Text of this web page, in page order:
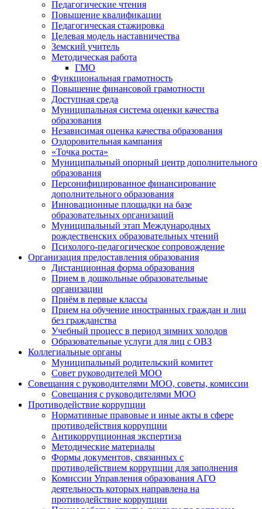
Педагогические чтения
Повышение квалификации
Педагогическая стажировка
Целевая модель наставничества
Земский учитель
Методическая работа
ГМО
Функциональная грамотность
Повышение финансовой грамотности
Доступная среда
Муниципальная система оценки качества
образования
Независимая оценка качества образования
Оздоровительная кампания
«Точка роста»
Муниципальный опорный центр дополнительного
образования
Персонифицированное финансирование
дополнительного образования
Инновационные площадки на базе
образовательных организаций
Муниципальный этап Международных
рождественских образовательных чтений
Психолого-педагогическое сопровождение
Организация предоставления образования
Дистанционная форма образования
Прием в дошкольные образовательные
организации
Приём в первые классы
Прием на обучение иностранных граждан и лиц
без гражданства
Учебный процесс в период зимних холодов
Образовательные услуги для лиц с ОВЗ
Коллегиальные органы
Муниципальный родительский комитет
Совет руководителей МОО
Совещания с руководителями МОО, советы, комиссии
Совещания с руководителями МОО
Противодействие коррупции
Нормативные правовые и иные акты в сфере
противодействия коррупции
Антикоррупционная экспертиза
Методические материалы
Формы документов, связанных с
противодействием коррупции для заполнения
Комиссии Управления образования АГО
деятельность которых направлена на
противодействие коррупции